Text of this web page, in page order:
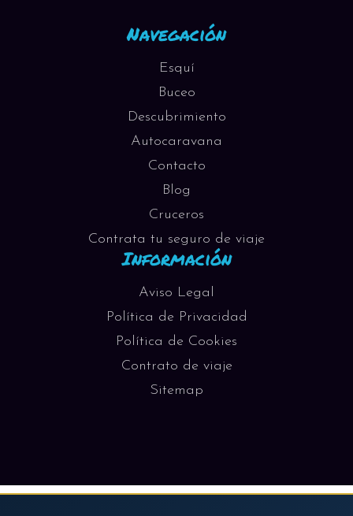
Navegación
Esquí
Buceo
Descubrimiento
Autocaravana
Contacto
Blog
Cruceros
Contrata tu seguro de viaje
Información
Aviso Legal
Política de Privacidad
Política de Cookies
Contrato de viaje
Sitemap